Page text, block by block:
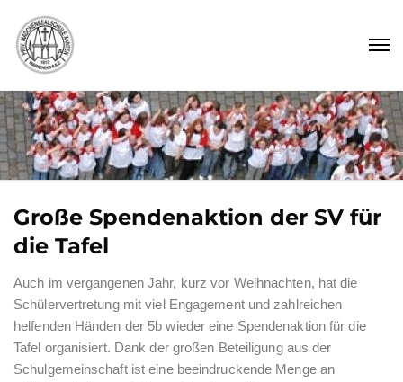
Große Spendenaktion der SV für
die Tafel
Auch im vergangenen Jahr, kurz vor Weihnachten, hat die
Schülervertretung mit viel Engagement und zahlreichen
helfenden Händen der 5b wieder eine Spendenaktion für die
Tafel organisiert. Dank der großen Beteiligung aus der
Schulgemeinschaft ist eine beeindruckende Menge an